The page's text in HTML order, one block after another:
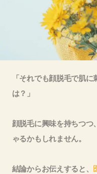
「それでも顔脱毛で肌
は？」
顔脱毛に興味を持ちつつ
ゃるかもしれません。
結論からお伝えすると、